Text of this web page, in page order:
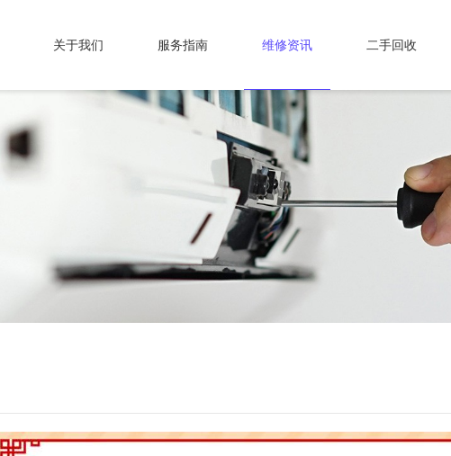
关于我们 服务指南 维修资讯 二手回收